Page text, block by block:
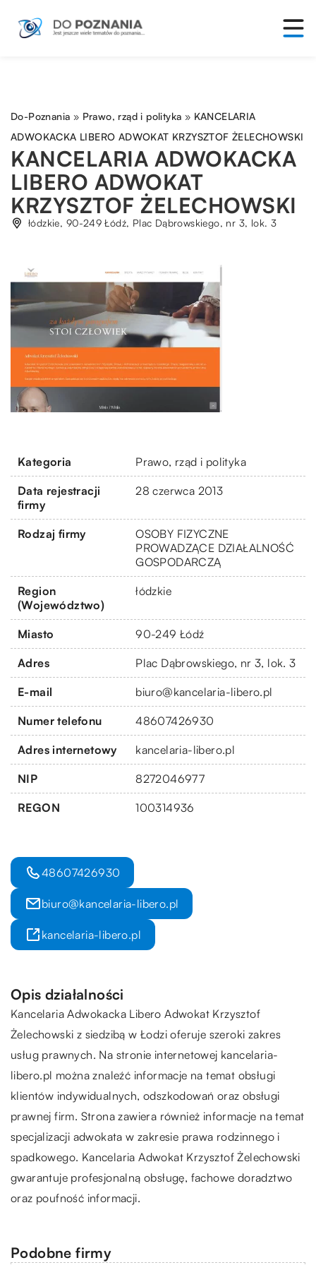
Do-Poznania » Prawo, rząd i polityka » KANCELARIA
ADWOKACKA LIBERO ADWOKAT KRZYSZTOF ŻELECHOWSKI
KANCELARIA ADWOKACKA
LIBERO ADWOKAT
KRZYSZTOF ŻELECHOWSKI
łódzkie, 90-249 Łódź, Plac Dąbrowskiego, nr 3, lok. 3
Kategoria Prawo, rząd i polityka
Data rejestracji
firmy
28 czerwca 2013
Rodzaj firmy
OSOBY FIZYCZNE
PROWADZĄCE DZIAŁALNOŚĆ
GOSPODARCZĄ
Region
(Województwo)
łódzkie
Miasto 90-249 Łódź
Adres Plac Dąbrowskiego, nr 3, lok. 3
E-mail biuro@kancelaria-libero.pl
Numer telefonu 48607426930
Adres internetowy kancelaria-libero.pl
NIP 8272046977
REGON 100314936
48607426930
biuro@kancelaria-libero.pl
kancelaria-libero.pl
Opis działalności
Kancelaria Adwokacka Libero Adwokat Krzysztof
Żelechowski z siedzibą w Łodzi oferuje szeroki zakres
usług prawnych. Na stronie internetowej kancelaria-
libero.pl można znaleźć informacje na temat obsługi
klientów indywidualnych, odszkodowań oraz obsługi
prawnej firm. Strona zawiera również informacje na temat
specjalizacji adwokata w zakresie prawa rodzinnego i
spadkowego. Kancelaria Adwokat Krzysztof Żelechowski
gwarantuje profesjonalną obsługę, fachowe doradztwo
oraz poufność informacji.
Podobne firmy